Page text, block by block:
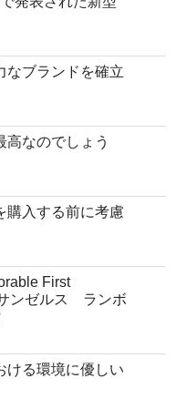
なブランドを確立
高なのでしょう
購入する前に考慮
First
ンゼルス ランボ
ける環境に優しい